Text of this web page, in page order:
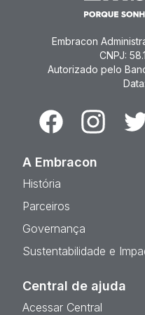
Embracon
CNPJ:
Autorizado pelo
FacebookInstagram
A Embracon
História
Parceiros
Governança
Sustentabilidade e
Central de ajuda
Acessar Central